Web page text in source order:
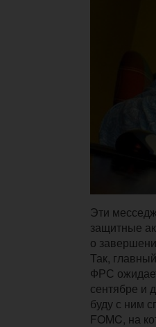
Эти
защитные
о
Так,
ФРС
сентябре и
буду с ним
FOMC, на